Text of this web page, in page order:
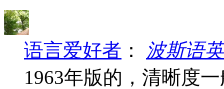
语言爱好者 ： 波斯语
1963年版的，清晰度